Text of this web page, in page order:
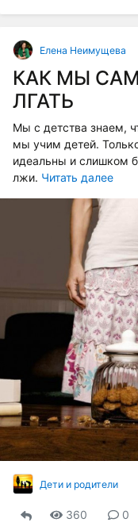
Елена Неимущева
КАК МЫ
ЛГАТЬ
Мы с детства знаем,
мы учим детей.
идеальны и слишком
лжи. Читать далее
Дети и родители
360 0